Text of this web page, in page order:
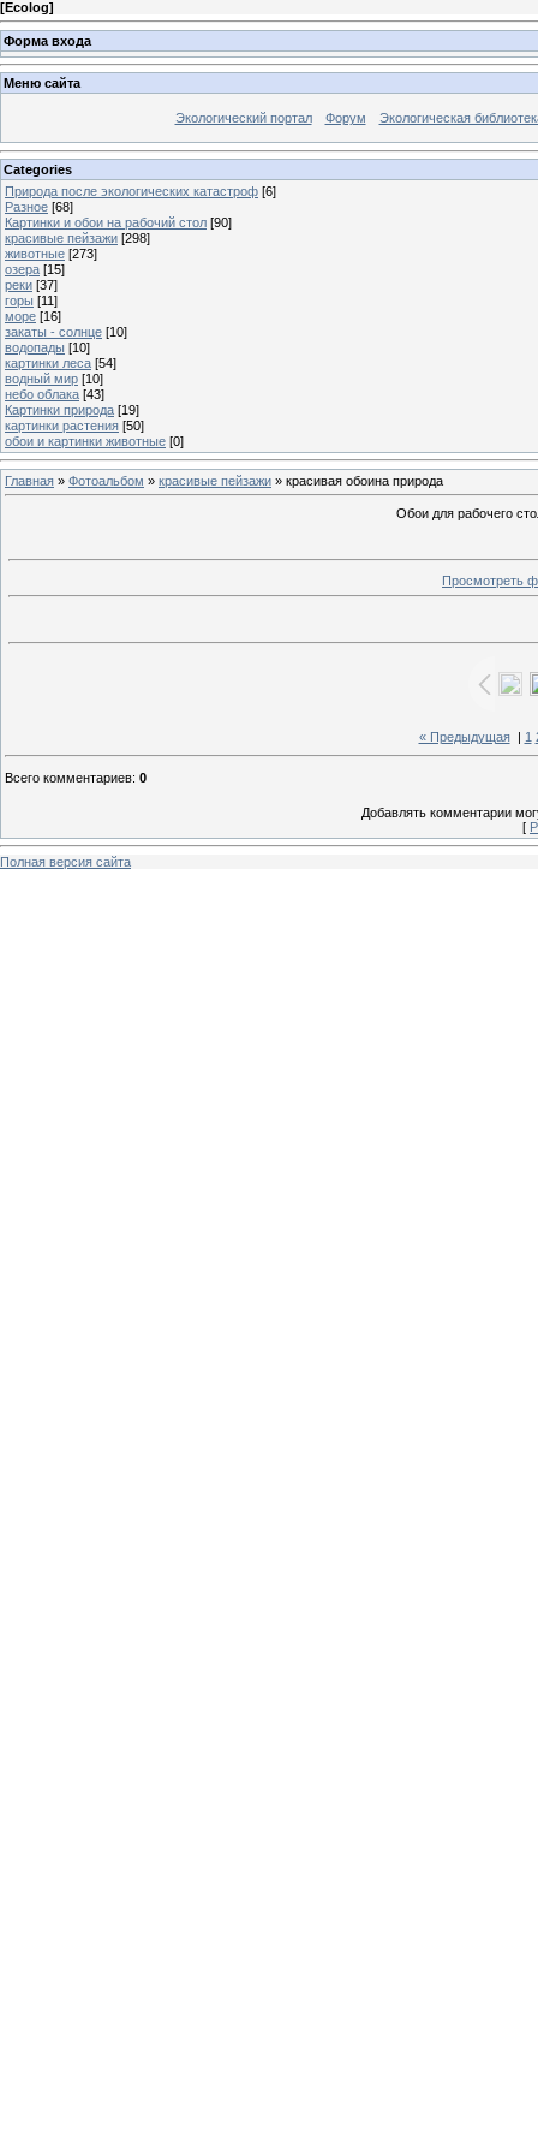
[Ecolog]
Форма входа
Меню сайта
Экологический портал Форум Экологическая
Categories
Природа после экологических катастроф [6]
Разное [68]
Картинки и обои на рабочий стол [90]
красивые пейзажи [298]
животные [273]
озера [15]
реки [37]
горы [11]
море [16]
закаты - солнце [10]
водопады [10]
картинки леса [54]
водный мир [10]
небо облака [43]
Картинки природа [19]
картинки растения [50]
обои и картинки животные [0]
Главная » Фотоальбом » красивые пейзажи » красивая обоина природа
Обои для рабочего
Просмотреть
« Предыдущая| 1
Всего комментариев: 0
Добавлять комментарии
[
Полная версия сайта